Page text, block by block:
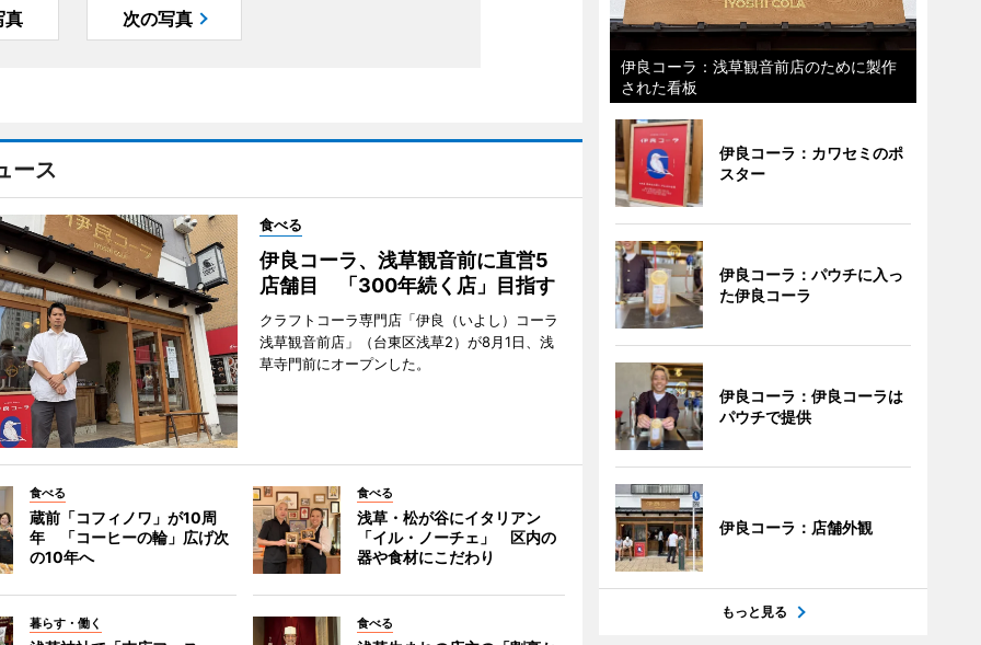
真 次の写真
ース
食べる
伊良コーラ、浅草観音前に直営5
店舗目 「300年続く店」目指す
クラフトコーラ専門店「伊良（いよし）コーラ
浅草観音前店」（台東区浅草2）が8月1日、浅
草寺門前にオープンした。
食べる
蔵前「コフィノワ」が10周
年 「コーヒーの輪」広げ次
の10年へ
食べる
浅草・松が谷にイタリアン
「イル・ノーチェ」 区内の
器や食材にこだわり
暮らす・働く 食べる
伊良コーラ：浅草観音前店のために製作
された看板
伊良コーラ：カワセミのポ
スター
伊良コーラ：パウチに入っ
た伊良コーラ
伊良コーラ：伊良コーラは
パウチで提供
伊良コーラ：店舗外観
もっと見る